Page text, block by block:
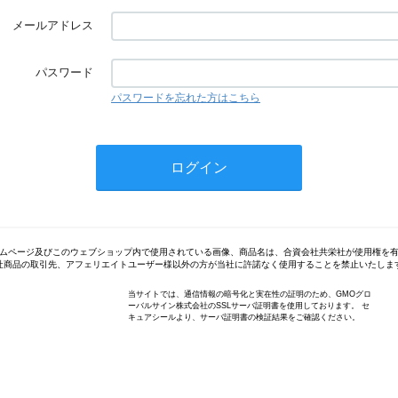
メールアドレス
パスワード
パスワードを忘れた方はこちら
ページ及びこのウェブショップ内で使用されている画像、商品名は、合資会社共栄社が使用権を有
商品の取引先、アフェリエイトユーザー様以外の方が当社に許諾なく使用することを禁止いたしま
当サイトでは、通信情報の暗号化と実在性の証明のため、GMOグロ
ーバルサイン株式会社のSSLサーバ証明書を使用しております。 セ
キュアシールより、サーバ証明書の検証結果をご確認ください。